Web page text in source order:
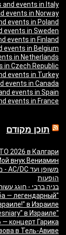
and events in Italy
events in Norway
events in Poland
events in Sweden
events in Finland
events in Belgium
in Netherlands
in Czech Republic
events in Turkey
events in Canada
events in Spain
events in France
תוכן מקודם
2026 в Калгари
внук Вениамин
הופעות
בניה ברבי - חוגג עשור על הבמות! 2026
— легендарный
в Израиле
"Песняры — Pesniary" в Израиле
концерт Гарика
в Тель-Авиве